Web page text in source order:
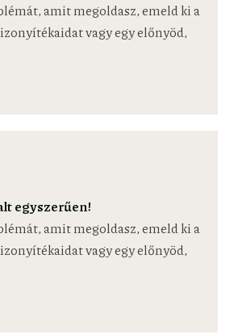
amit megoldasz, emeld ki a
vagy egy előnyöd,
egyszerűen!
amit megoldasz, emeld ki a
vagy egy előnyöd,